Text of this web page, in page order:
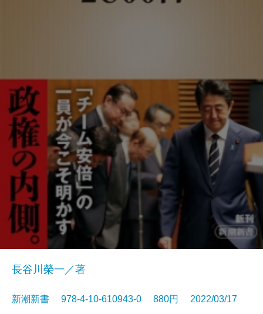
長谷川榮一／著
新潮新書 978-4-10-610943-0 880円 2022/03/17